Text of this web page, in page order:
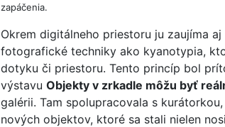
zapáčenia.
Okrem digitálneho priestoru ju zaujíma
fotografické techniky ako kyanotypia,
dotyku či priestoru. Tento princíp bol
výstavu Objekty v zrkadle môžu byť
galérii. Tam spolupracovala s
nových objektov, ktoré sa stali nielen